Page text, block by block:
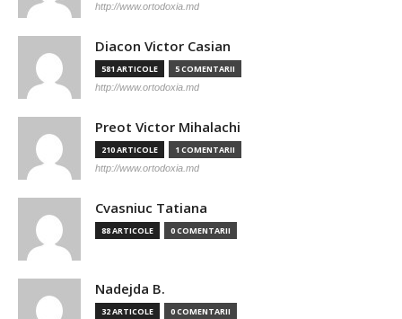
http://www.ortodoxia.md
Diacon Victor Casian
581 ARTICOLE 5 COMENTARII
http://www.ortodoxia.md
Preot Victor Mihalachi
210 ARTICOLE 1 COMENTARII
http://www.ortodoxia.md
Cvasniuc Tatiana
88 ARTICOLE 0 COMENTARII
Nadejda B.
32 ARTICOLE 0 COMENTARII